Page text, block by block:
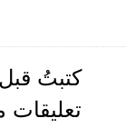
كتبتُ